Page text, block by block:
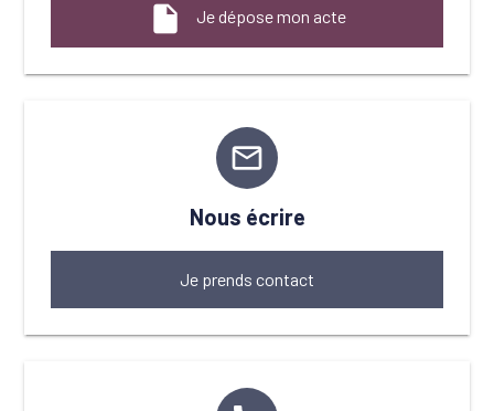
insert_drive_file Je dépose mon acte
mail_outline
Nous écrire
Je prends contact